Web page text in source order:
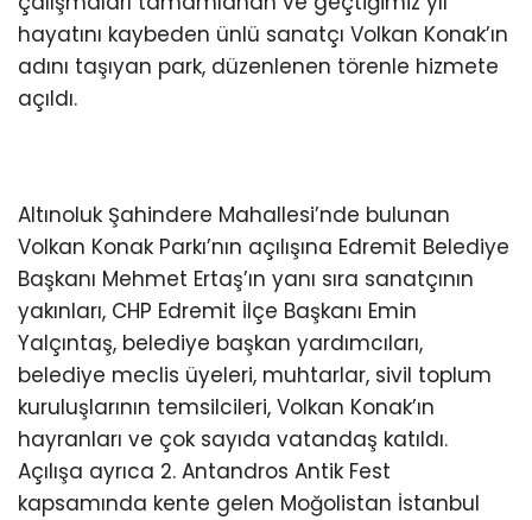
hayatını kaybeden ünlü sanatçı Volkan Konak’ın
adını taşıyan park, düzenlenen törenle hizmete
açıldı.
Altınoluk Şahindere Mahallesi’nde bulunan
Volkan Konak Parkı’nın açılışına Edremit Belediye
Başkanı Mehmet Ertaş’ın yanı sıra sanatçının
yakınları, CHP Edremit İlçe Başkanı Emin
Yalçıntaş, belediye başkan yardımcıları,
belediye meclis üyeleri, muhtarlar, sivil toplum
kuruluşlarının temsilcileri, Volkan Konak’ın
hayranları ve çok sayıda vatandaş katıldı.
Açılışa ayrıca 2. Antandros Antik Fest
kapsamında kente gelen Moğolistan İstanbul